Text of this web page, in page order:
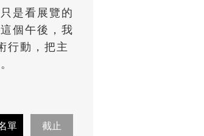
是看展覽的
個午後，我
行動，把主